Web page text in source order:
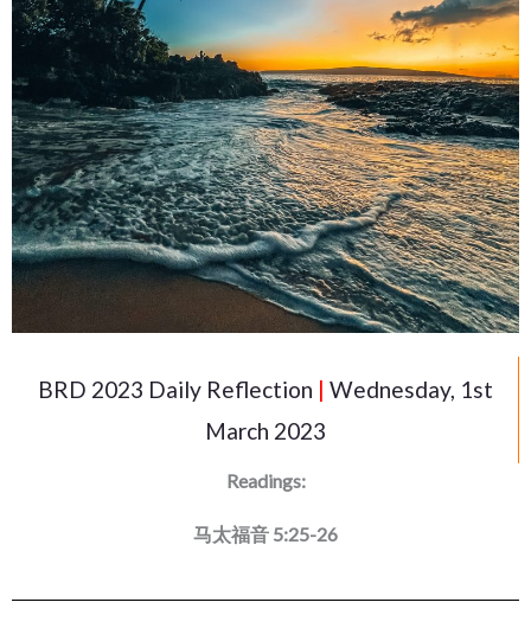
BRD 2023 Daily Reflection | Wednesday, 1st
March 2023
Readings:
马太福音 5:25-26